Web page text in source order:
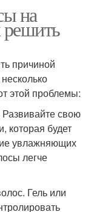
на
решить
причиной
этой проблемы:
свою
которая будет
увлажняющих
легче
Гель или